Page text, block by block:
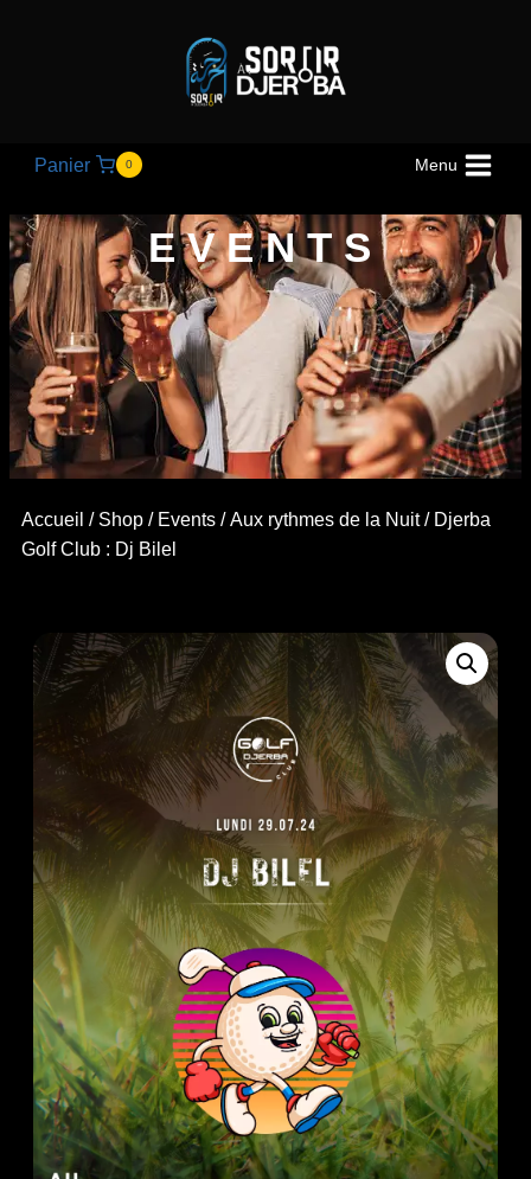
Panier 0 Menu
EVENTS
Accueil / Shop / Events /Aux rythmes de la Nuit/ Djerba
Golf Club : Dj Bilel